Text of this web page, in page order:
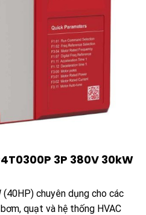
3P 380V 30kW
chuyên dụng cho các
quạt và hệ thống HVAC